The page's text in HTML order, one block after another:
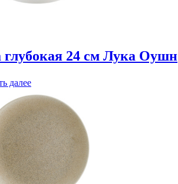
глубокая 24 см Лука Оушн
далее